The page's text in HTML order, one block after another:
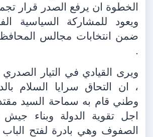
الخطوة ان يرفع الصدر قرار
ويعود للمشاركة السياسية
ضمن انتخابات مجالس
.
ويرى القيادي في التيار
، ان التحاق سرايا السلام
وطني قام به سماحة السيد
اجل تقوية الدولة وبناء
الصفوف وهي بادرة لفتح الباب